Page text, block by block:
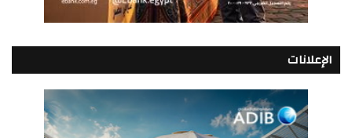
الإعلانات